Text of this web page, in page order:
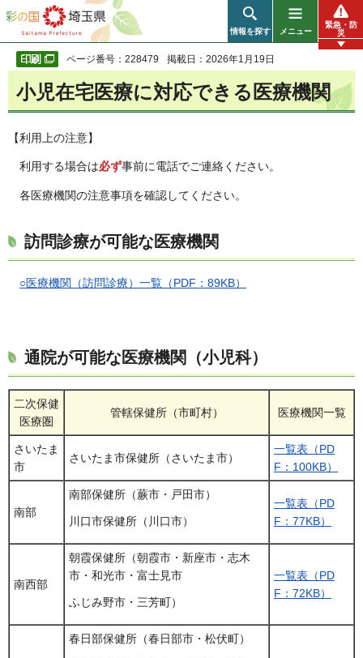
彩の国 埼玉県
情報を探す メニュー
緊急・防
災
ページ番号：228479 掲載日：2026年1月19日
小児在宅医療に対応できる医療機関
【利用上の注意】
利用する場合は必ず事前に電話でご連絡ください。
各医療機関の注意事項を確認してください。
訪問診療が可能な医療機関
○医療機関（訪問診療）一覧（PDF：89KB）
通院が可能な医療機関（小児科）
二次保健
医療圏
管轄保健所（市町村） 医療機関一覧
さいたま
市
さいたま市保健所（さいたま市）
一覧表（PD
F：100KB）
南部
南部保健所（蕨市・戸田市）
川口市保健所（川口市）
一覧表（PD
F：77KB）
南西部
朝霞保健所（朝霞市・新座市・志木
市・和光市・富士見市
ふじみ野市・三芳町）
一覧表（PD
F：72KB）
春日部保健所（春日部市・松伏町）